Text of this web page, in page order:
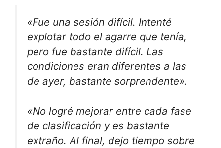
«Fue una sesión difícil. Intenté
explotar todo el agarre que tenía,
pero fue bastante difícil. Las
condiciones eran diferentes a las
de ayer, bastante sorprendente».
«No logré mejorar entre cada fase
de clasificación y es bastante
extraño. Al final, dejo tiempo sobre